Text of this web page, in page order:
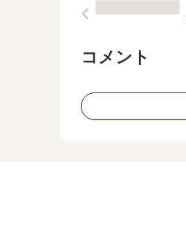
コメント